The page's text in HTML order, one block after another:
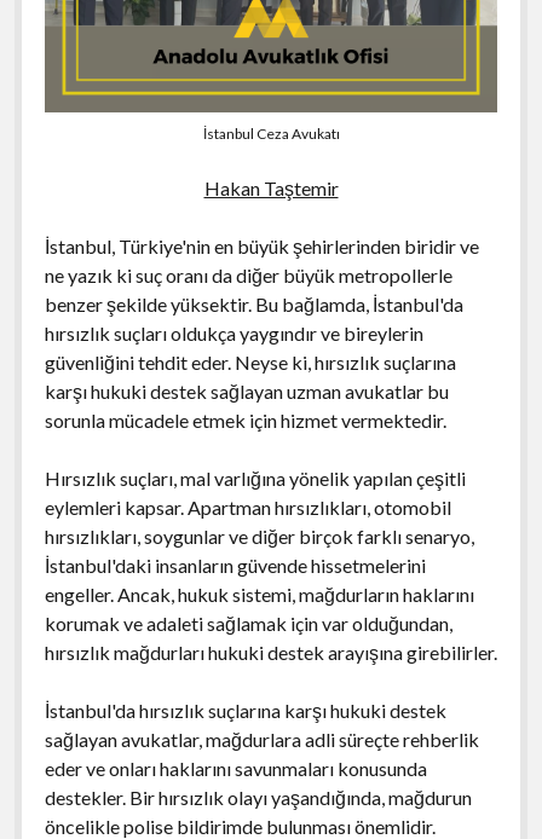
İstanbul Ceza Avukatı
Hakan Taştemir
İstanbul, Türkiye'nin en büyük şehirlerinden biridir ve
ne yazık ki suç oranı da diğer büyük metropollerle
benzer şekilde yüksektir. Bu bağlamda, İstanbul'da
hırsızlık suçları oldukça yaygındır ve bireylerin
güvenliğini tehdit eder. Neyse ki, hırsızlık suçlarına
karşı hukuki destek sağlayan uzman avukatlar bu
sorunla mücadele etmek için hizmet vermektedir.
Hırsızlık suçları, mal varlığına yönelik yapılan çeşitli
eylemleri kapsar. Apartman hırsızlıkları, otomobil
hırsızlıkları, soygunlar ve diğer birçok farklı senaryo,
İstanbul'daki insanların güvende hissetmelerini
engeller. Ancak, hukuk sistemi, mağdurların haklarını
korumak ve adaleti sağlamak için var olduğundan,
hırsızlık mağdurları hukuki destek arayışına girebilirler.
İstanbul'da hırsızlık suçlarına karşı hukuki destek
sağlayan avukatlar, mağdurlara adli süreçte rehberlik
eder ve onları haklarını savunmaları konusunda
destekler. Bir hırsızlık olayı yaşandığında, mağdurun
öncelikle polise bildirimde bulunması önemlidir.